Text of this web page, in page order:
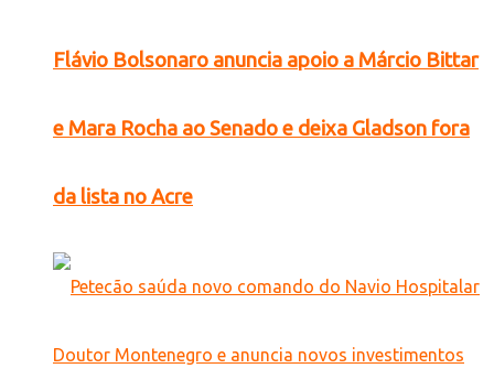
Flávio Bolsonaro anuncia apoio a Márcio Bittar
e Mara Rocha ao Senado e deixa Gladson fora
da lista no Acre